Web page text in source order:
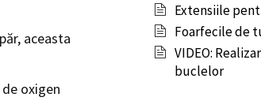
aceasta
oxigen
Extensiile
Foarfecile de
VIDEO:
buclelor